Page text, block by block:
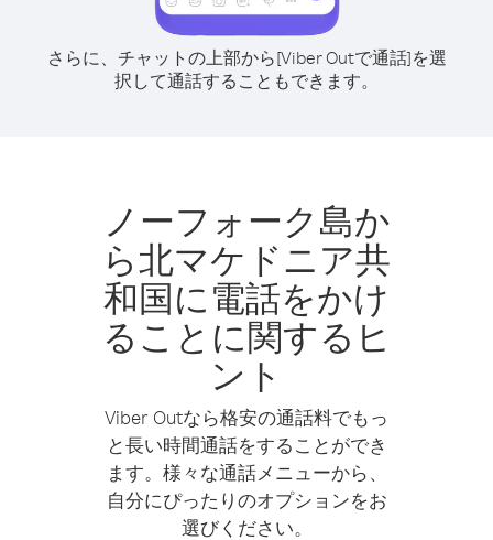
さらに、チャットの上部から[Viber Outで通話]を選
択して通話することもできます。
ノーフォーク島か
ら北マケドニア共
和国に電話をかけ
ることに関するヒ
ント
Viber Outなら格安の通話料でもっ
と長い時間通話をすることができ
ます。様々な通話メニューから、
自分にぴったりのオプションをお
選びください。